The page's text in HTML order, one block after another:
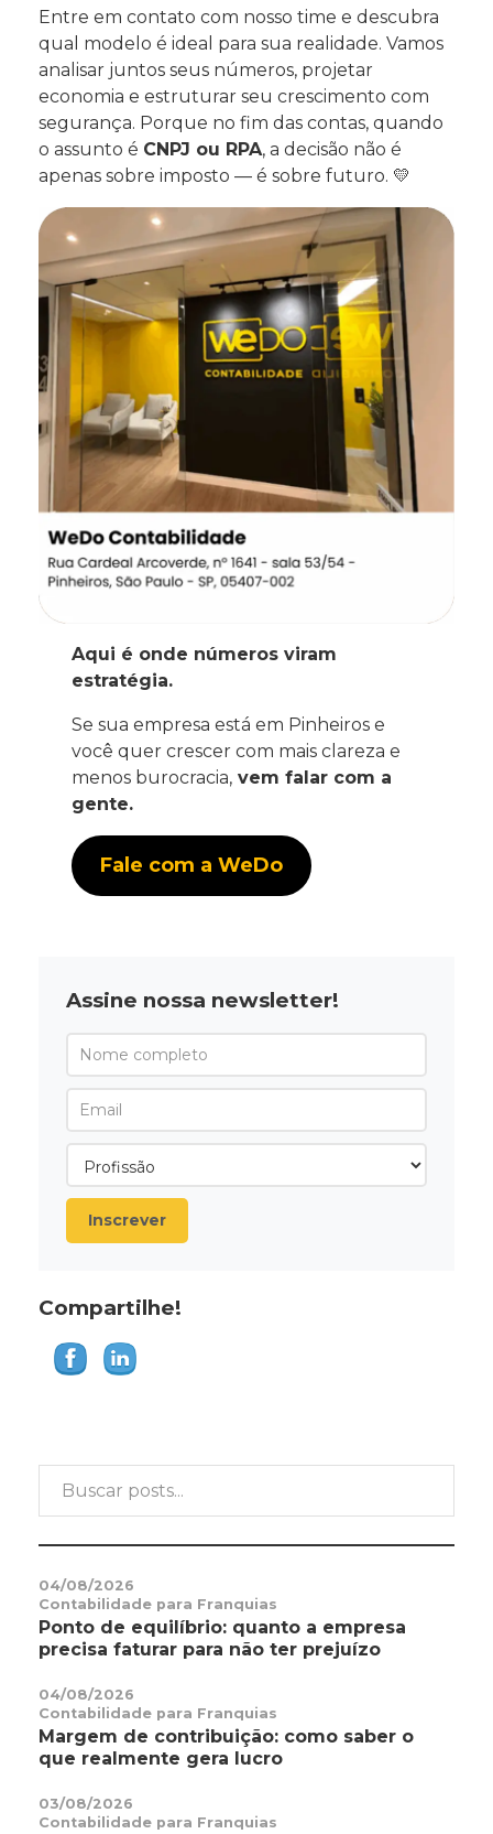
Entre em contato com nosso time e descubra
qual modelo é ideal para sua realidade. Vamos
analisar juntos seus números, projetar
economia e estruturar seu crescimento com
segurança. Porque no fim das contas, quando
o assunto é CNPJ ou RPA, a decisão não é
apenas sobre imposto — é sobre futuro. 💛
Aqui é onde números viram
estratégia.
Se sua empresa está em Pinheiros e
você quer crescer com mais clareza e
menos burocracia, vem falar com a
gente.
Fale com a WeDo
Assine nossa newsletter!
Inscrever
Compartilhe!
04/08/2026
Contabilidade para Franquias
Ponto de equilíbrio: quanto a empresa
precisa faturar para não ter prejuízo
04/08/2026
Contabilidade para Franquias
Margem de contribuição: como saber o
que realmente gera lucro
03/08/2026
Contabilidade para Franquias